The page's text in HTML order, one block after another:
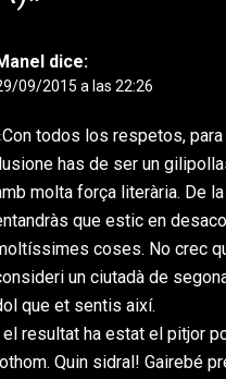
dice:
09/2015 a las 22:26
todos los respetos,
has de ser un
molta força literària. De
que estic en
coses. No crec
un ciutadà de
que et sentis així.
el resultat ha estat el pitjor
Quin sidral! Gairebé